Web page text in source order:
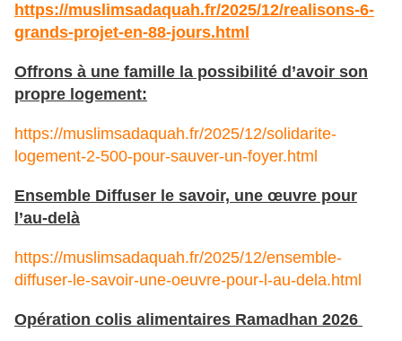
https://muslimsadaquah.fr/2025/12/realisons-6-
grands-projet-en-88-jours.html
Offrons à une famille la possibilité d’avoir son
propre logement:
https://muslimsadaquah.fr/2025/12/solidarite-
logement-2-500-pour-sauver-un-foyer.html
Ensemble Diffuser le savoir, une œuvre pour
l’au-delà
https://muslimsadaquah.fr/2025/12/ensemble-
diffuser-le-savoir-une-oeuvre-pour-l-au-dela.html
Opération colis alimentaires Ramadhan 2026